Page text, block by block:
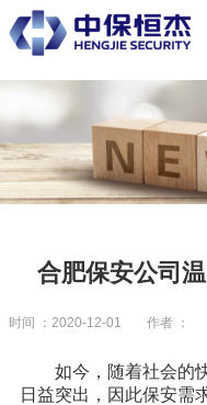
合肥保安公司
时间 ：2020-12-01 作者 ：
如今，随着社会的快
日益突出，因此保安需